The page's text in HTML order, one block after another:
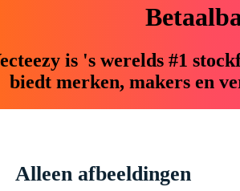
is 's werelds #1
biedt merken, makers en
Alleen afbeeldingen